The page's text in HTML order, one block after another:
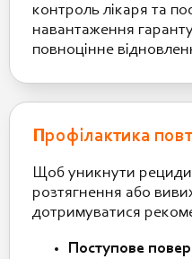
контроль лікаря та
навантаження
повноцінне
Профілактика
Щоб уникнути
розтягнення або
дотримуватися
Поступове